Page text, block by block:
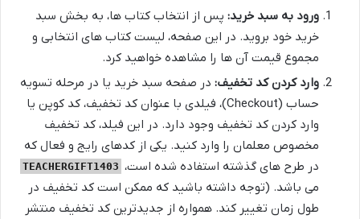
ورود به سبد خرید: پس از انتخاب کتاب ها، به بخش سبد
خرید خود بروید. در این صفحه، لیست کتاب های انتخابی و
مجموع قیمت آن ها را مشاهده خواهید کرد.
وارد کردن کد تخفیف: در صفحه سبد خرید یا در مرحله تسویه
حساب (Checkout)، فیلدی با عنوان کد تخفیف، کد کوپن یا
وارد کردن کد تخفیف وجود دارد. در این فیلد، کد تخفیف
مخصوص معلمان را وارد کنید. یکی از کدهای رایج و فعال که
در طرح های گذشته استفاده شده است، TEACHERGIFT1403
می باشد. (توجه داشته باشید که ممکن است کد تخفیف در
طول زمان تغییر کند. همواره از جدیدترین کد تخفیف منتشر